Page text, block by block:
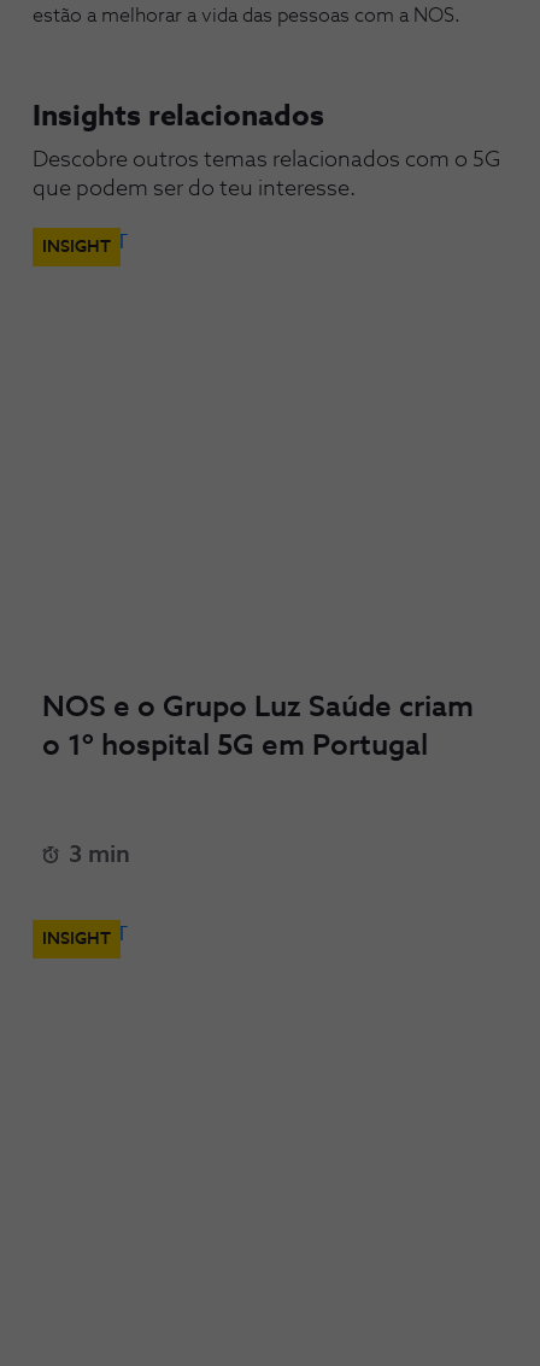
estão a melhorar a vida das pessoas com a NOS.
Insights relacionados
Descobre outros temas relacionados com o 5G
que podem ser do teu interesse.
INSIGHT
NOS e o Grupo Luz Saúde criam
o 1º hospital 5G em Portugal
3 min
INSIGHT